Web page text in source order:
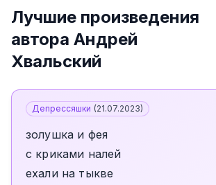
Лучшие произведения
автора Андрей
Хвальский
Депрессяшки (21.07.2023)
золушка и фея
с криками налей
ехали на тыкве